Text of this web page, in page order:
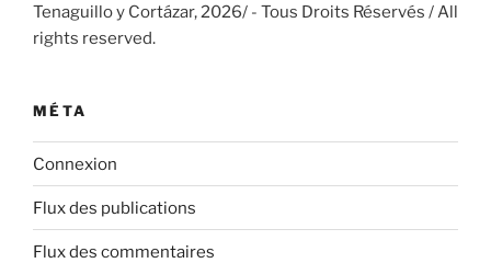
Tenaguillo y Cortázar, 2026/ - Tous Droits Réservés / All
rights reserved.
MÉTA
Connexion
Flux des publications
Flux des commentaires